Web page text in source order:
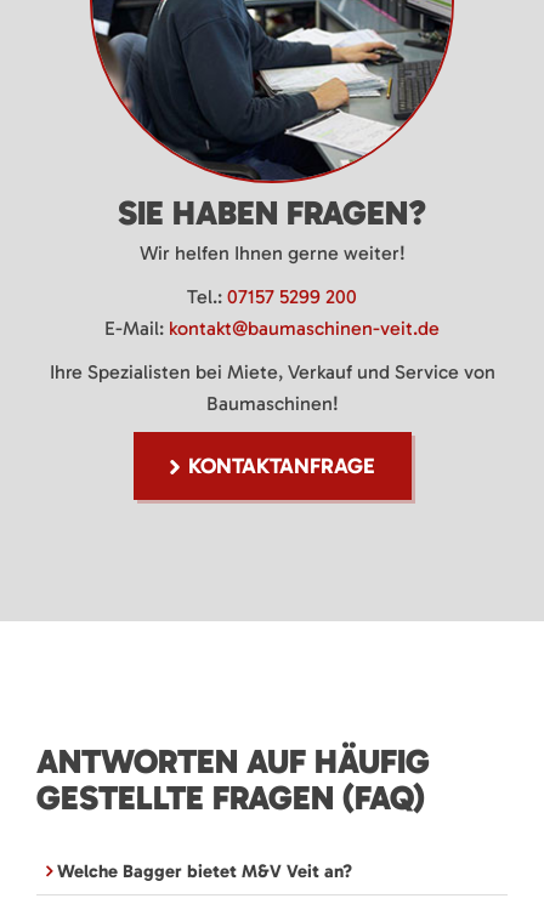
SIE HABEN FRAGEN?
Wir helfen Ihnen gerne weiter!
Tel.: 07157 5299 200
E-Mail: kontakt@baumaschinen-veit.de
Ihre Spezialisten bei Miete, Verkauf und Service von
Baumaschinen!
KONTAKTANFRAGE
ANTWORTEN AUF HÄUFIG
GESTELLTE FRAGEN (FAQ)
Welche Bagger bietet M&V Veit an?